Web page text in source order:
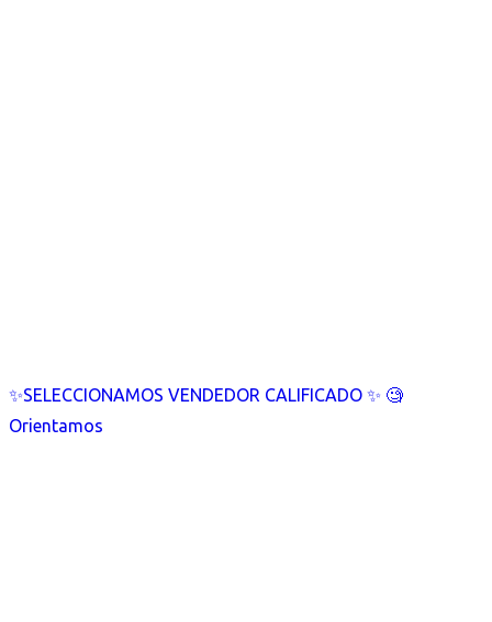
✨SELECCIONAMOS VENDEDOR CALIFICADO ✨ 🧐
Orientamos